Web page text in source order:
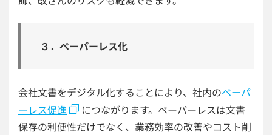
３．ペーパーレス化
会社文書をデジタル化することにより、社内のペーパ
ーレス促進
につながります。ペーパーレスは文書
保存の利便性だけでなく、 業務効率の改善やコスト削